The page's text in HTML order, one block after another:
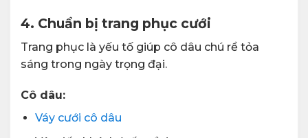
4. Chuẩn bị trang phục cưới
Trang phục là yếu tố giúp cô dâu chú rể tỏa
sáng trong ngày trọng đại.
Cô dâu:
Váy cưới cô dâu